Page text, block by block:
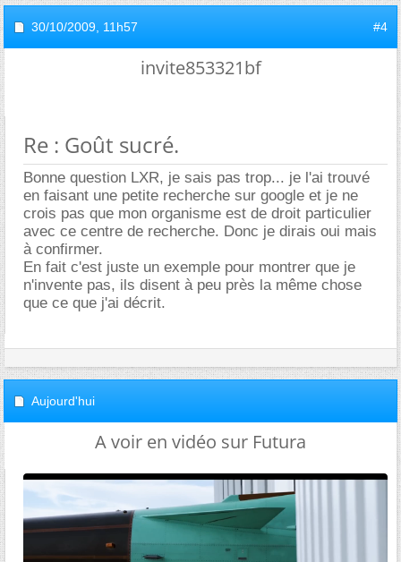
30/10/2009, 11h57 #4
invite853321bf
Re : Goût sucré.
Bonne question LXR, je sais pas trop... je l'ai trouvé
en faisant une petite recherche sur google et je ne
crois pas que mon organisme est de droit particulier
avec ce centre de recherche. Donc je dirais oui mais
à confirmer.
En fait c'est juste un exemple pour montrer que je
n'invente pas, ils disent à peu près la même chose
que ce que j'ai décrit.
Aujourd'hui
A voir en vidéo sur Futura